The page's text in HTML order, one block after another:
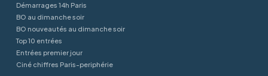
Démarrages 14h Paris
BO au dimanche soir
BO nouveautés au dimanche soir
Top 10 entrées
Entrées premier jour
Ciné chiffres Paris-periphérie